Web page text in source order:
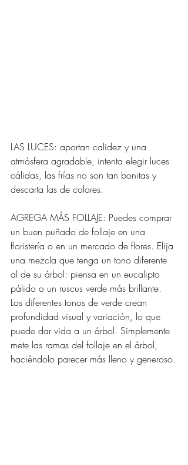
LAS LUCES: aportan calidez y una
atmósfera agradable, intenta elegir luces
cálidas, las frías no son tan bonitas y
descarta las de colores.
AGREGA MÁS FOLLAJE: Puedes comprar
un buen puñado de follaje en una
floristería o en un mercado de flores. Elija
una mezcla que tenga un tono diferente
al de su árbol: piensa en un eucalipto
pálido o un ruscus verde más brillante.
Los diferentes tonos de verde crean
profundidad visual y variación, lo que
puede dar vida a un árbol. Simplemente
mete las ramas del follaje en el árbol,
haciéndolo parecer más lleno y generoso.